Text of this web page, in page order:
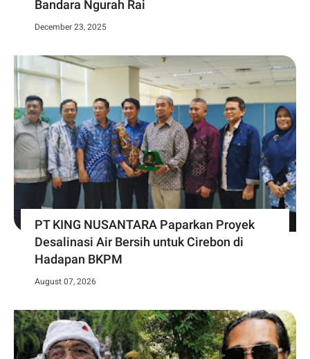
Bandara Ngurah Rai
December 23, 2025
PT KING NUSANTARA Paparkan Proyek
Desalinasi Air Bersih untuk Cirebon di
Hadapan BKPM
August 07, 2026